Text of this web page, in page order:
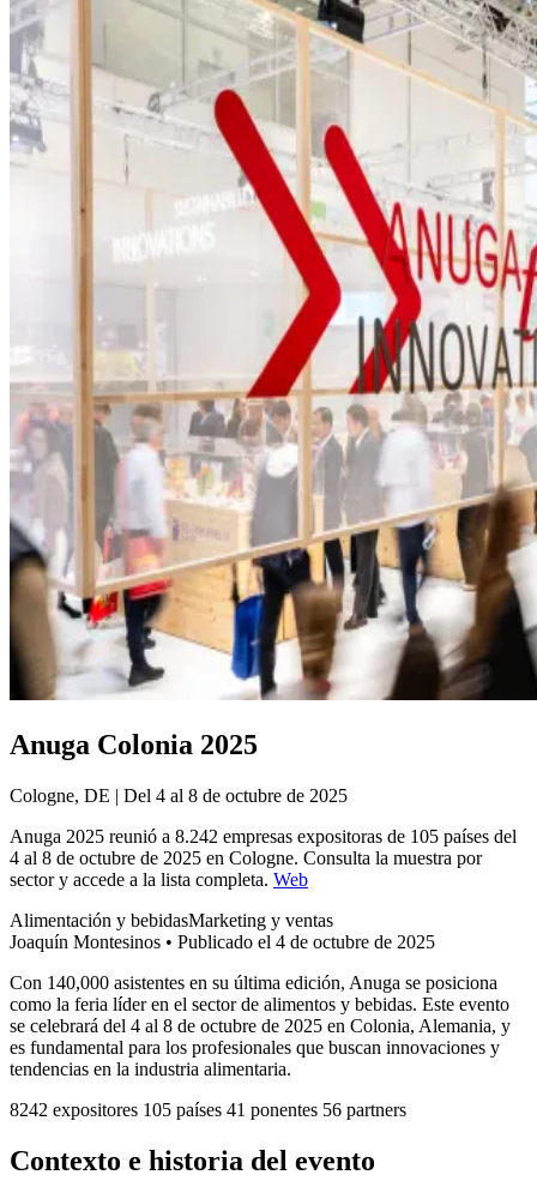
Anuga Colonia 2025
Cologne, DE | Del 4 al 8 de octubre de 2025
Anuga 2025 reunió a 8.242 empresas expositoras de 105 países del
4 al 8 de octubre de 2025 en Cologne. Consulta la muestra por
sector y accede a la lista completa. Web
Alimentación y bebidasMarketing y ventas
Joaquín Montesinos • Publicado el 4 de octubre de 2025
Con 140,000 asistentes en su última edición, Anuga se posiciona
como la feria líder en el sector de alimentos y bebidas. Este evento
se celebrará del 4 al 8 de octubre de 2025 en Colonia, Alemania, y
es fundamental para los profesionales que buscan innovaciones y
tendencias en la industria alimentaria.
8242 expositores 105 países 41 ponentes 56 partners
Contexto e historia del evento